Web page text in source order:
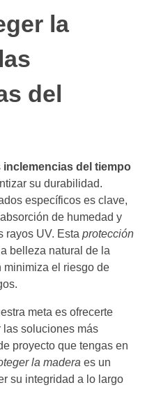
la
del
inclemencias del tiempo
su durabilidad.
específicos es clave,
de humedad y
rayos UV. Esta protección
belleza natural de la
minimiza el riesgo de
meta es ofrecerte
soluciones más
proyecto que tengas en
la madera es un
su integridad a lo largo